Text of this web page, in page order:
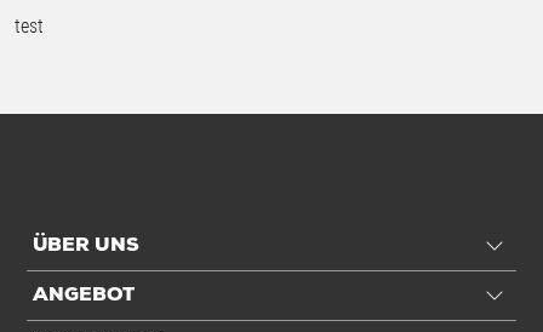
test
ÜBER UNS
ANGEBOT